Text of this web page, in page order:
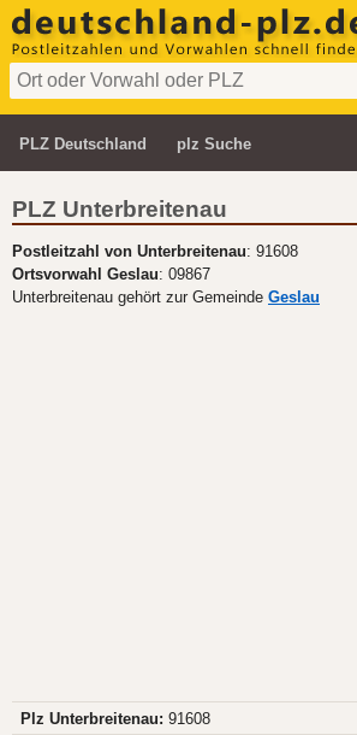
PLZ Deutschland plz Suche
PLZ Unterbreitenau
Postleitzahl von Unterbreitenau: 91608
Ortsvorwahl Geslau: 09867
Unterbreitenau gehört zur Gemeinde Geslau
Plz Unterbreitenau: 91608